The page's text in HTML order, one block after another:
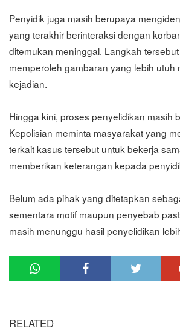
Penyidik juga masih berupaya
yang terakhir berinteraksi dengan
ditemukan meninggal. Langkah
memperoleh gambaran yang lebih utuh
kejadian.
Hingga kini, proses penyelidikan masih
Kepolisian meminta masyarakat yang
terkait kasus tersebut untuk bekerja
memberikan keterangan kepada
Belum ada pihak yang ditetapkan
sementara motif maupun penyebab
masih menunggu hasil penyelidikan
RELATED